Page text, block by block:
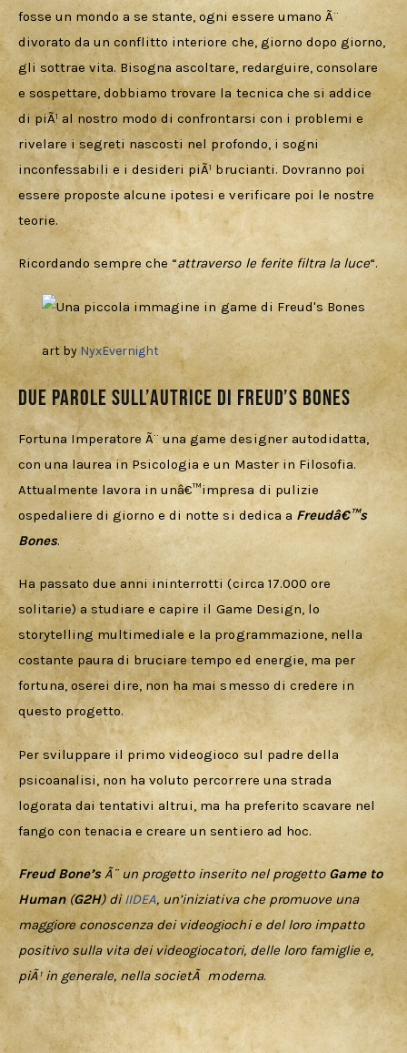
fosse un mondo a se stante, ogni essere umano Ã¨
divorato da un conflitto interiore che, giorno dopo giorno,
gli sottrae vita. Bisogna ascoltare, redarguire, consolare
e sospettare, dobbiamo trovare la tecnica che si addice
di piÃ¹ al nostro modo di confrontarsi con i problemi e
rivelare i segreti nascosti nel profondo, i sogni
inconfessabili e i desideri piÃ¹ brucianti. Dovranno poi
essere proposte alcune ipotesi e verificare poi le nostre
teorie.
Ricordando sempre che “attraverso le ferite filtra la luce“.
art by NyxEvernight
Due parole sull’autrice di Freud’s Bones
Fortuna Imperatore Ã¨ una game designer autodidatta,
con una laurea in Psicologia e un Master in Filosofia.
Attualmente lavora in unâ€™impresa di pulizie
ospedaliere di giorno e di notte si dedica a Freudâ€™s
Bones.
Ha passato due anni ininterrotti (circa 17.000 ore
solitarie) a studiare e capire il Game Design, lo
storytelling multimediale e la programmazione, nella
costante paura di bruciare tempo ed energie, ma per
fortuna, oserei dire, non ha mai smesso di credere in
questo progetto.
Per sviluppare il primo videogioco sul padre della
psicoanalisi, non ha voluto percorrere una strada
logorata dai tentativi altrui, ma ha preferito scavare nel
fango con tenacia e creare un sentiero ad hoc.
Freud Bone’s Ã¨ un progetto inserito nel progetto Game to
Human (G2H) di IIDEA, un’iniziativa che promuove una
maggiore conoscenza dei videogiochi e del loro impatto
positivo sulla vita dei videogiocatori, delle loro famiglie e,
piÃ¹ in generale, nella societÃ  moderna.